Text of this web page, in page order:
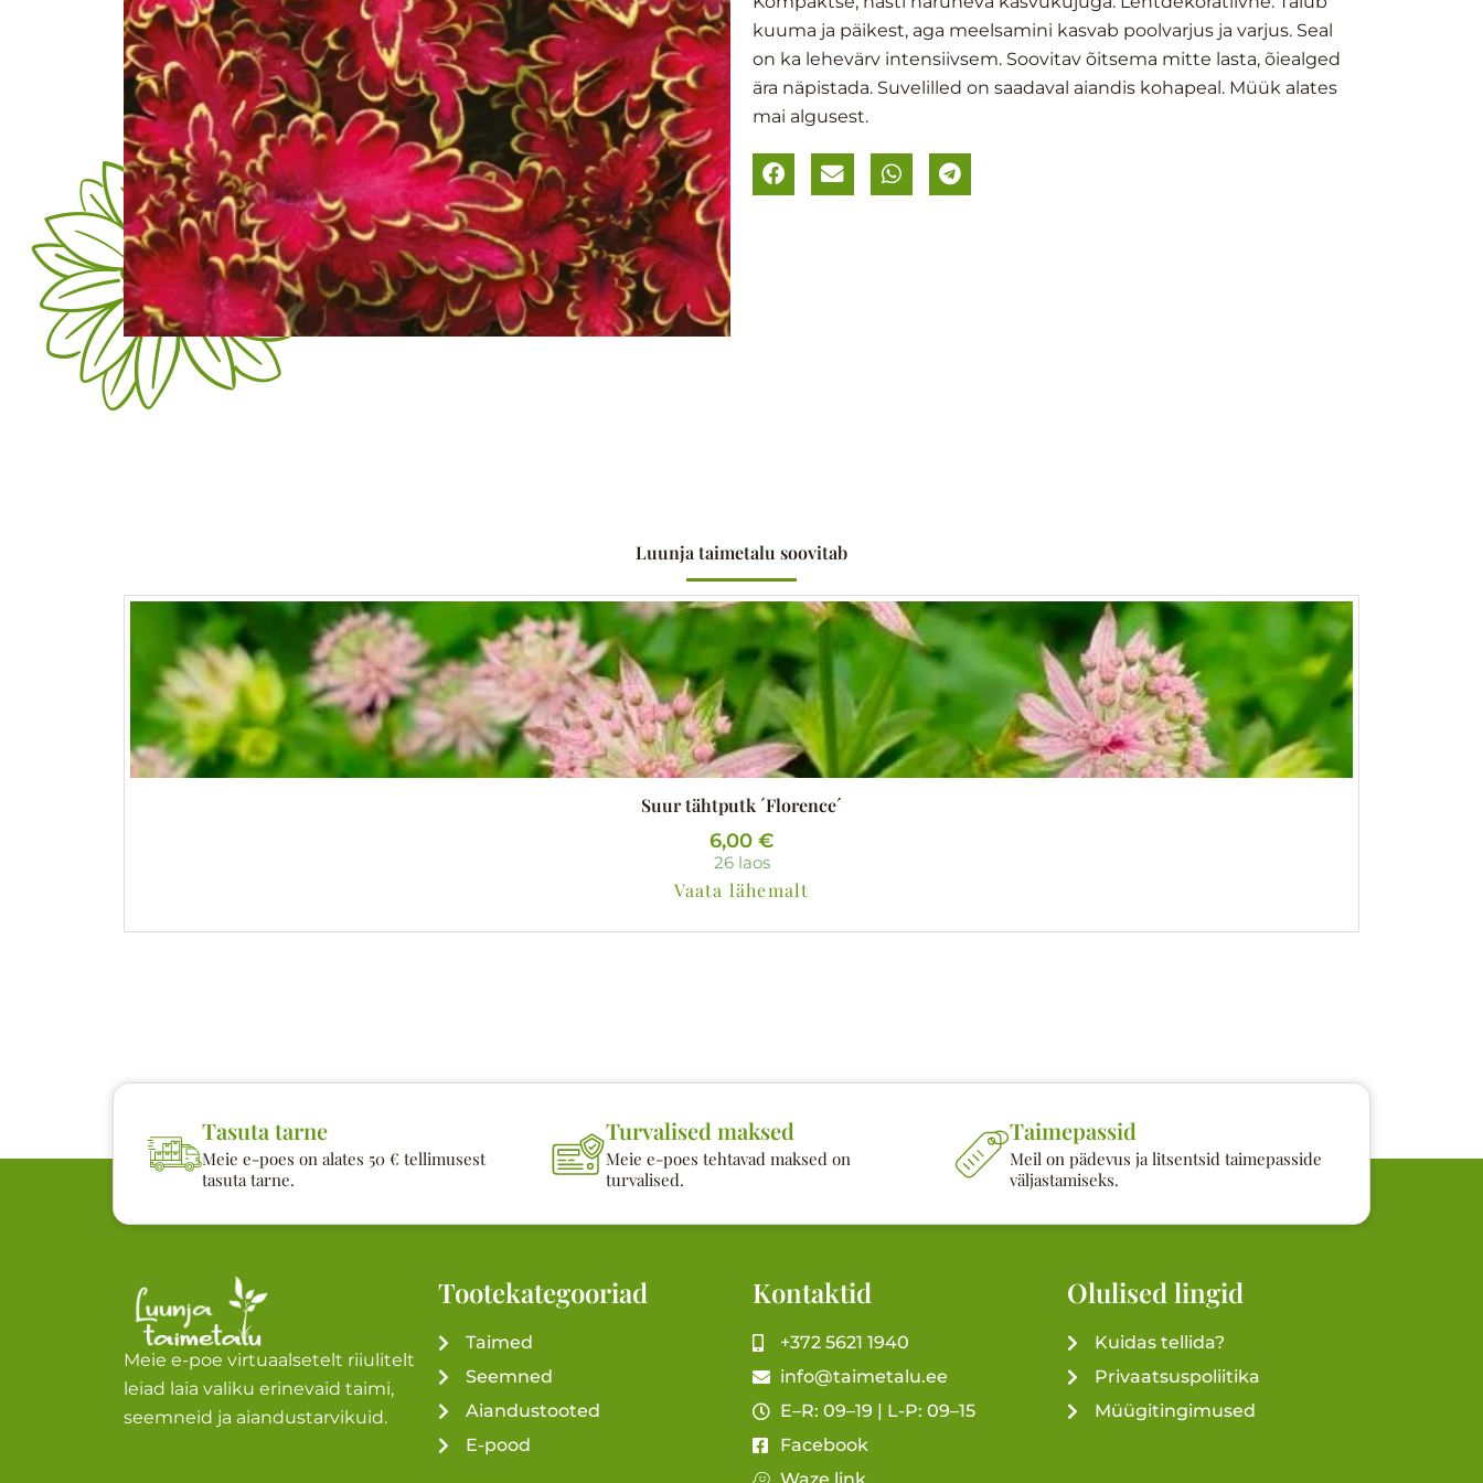
kuuma ja päikest, aga meelsamini kasvab poolvarjus ja varjus. Seal
on ka lehevärv intensiivsem. Soovitav õitsema mitte lasta, õiealged
ära näpistada. Suvelilled on saadaval aiandis kohapeal. Müük alates
mai algusest.
Luunja taimetalu soovitab
Suur tähtputk ´Florence´
6,00 €
26 laos
Vaata lähemalt
Tasuta tarne
Meie e-poes on alates 50 € tellimusest
tasuta tarne.
Turvalised maksed
Meie e-poes tehtavad maksed on
turvalised.
Taimepassid
Meil on pädevus ja litsentsid taimepasside
väljastamiseks.
Meie e-poe virtuaalsetelt riiulitelt
leiad laia valiku erinevaid taimi,
seemneid ja aiandustarvikuid.
Tootekategooriad
Taimed
Seemned
Aiandustooted
E-pood
Kontaktid
+372 5621 1940
info@taimetalu.ee
E–R: 09–19 | L-P: 09–15
Facebook
Olulised lingid
Kuidas tellida?
Privaatsuspoliitika
Müügitingimused